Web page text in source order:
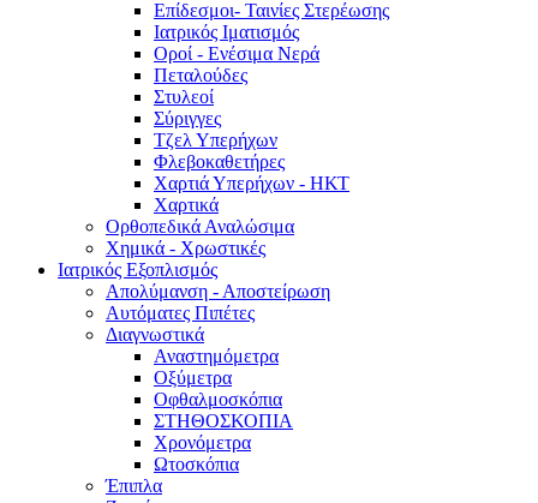
Επίδεσμοι- Ταινίες Στερέωσης
Ιατρικός Ιματισμός
Οροί - Ενέσιμα Νερά
Πεταλούδες
Στυλεοί
Σύριγγες
Τζελ Υπερήχων
Φλεβοκαθετήρες
Χαρτιά Υπερήχων - ΗΚΤ
Χαρτικά
Ορθοπεδικά Αναλώσιμα
Χημικά - Χρωστικές
Ιατρικός Εξοπλισμός
Απολύμανση - Αποστείρωση
Αυτόματες Πιπέτες
Διαγνωστικά
Αναστημόμετρα
Οξύμετρα
Οφθαλμοσκόπια
ΣΤΗΘΟΣΚΟΠΙΑ
Χρονόμετρα
Ωτοσκόπια
Έπιπλα